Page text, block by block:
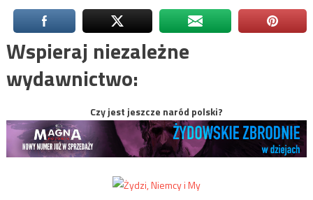
Wspieraj niezależne
wydawnictwo:
Czy jest jeszcze naród polski?